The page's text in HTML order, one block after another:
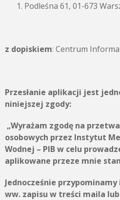
Podleśna 61, 01-673
z dopiskiem: Centrum
Przesłanie aplikacji jest
niniejszej zgody:
„Wyrażam zgodę na
osobowych przez Instytut
Wodnej – PIBw celu
aplikowane przeze mnie
Jednocześnie
ww. zapisu w treści maila lub